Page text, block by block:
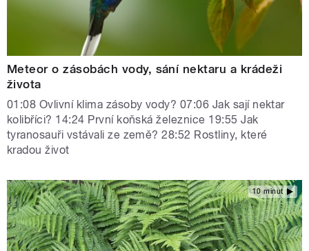
Meteor o zásobách vody, sání nektaru a krádeži
života
01:08 Ovlivní klima zásoby vody? 07:06 Jak sají nektar
kolibříci? 14:24 První koňská železnice 19:55 Jak
tyranosauři vstávali ze země? 28:52 Rostliny, které
kradou život
10 minut